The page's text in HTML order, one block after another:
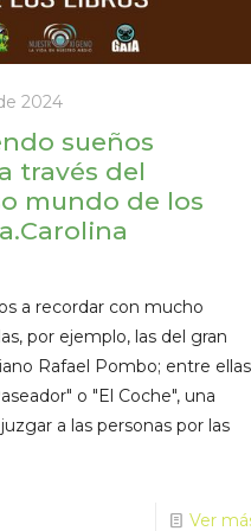
2024
sueños
través del
mundo de los
a recordar con mucho
por ejemplo, las del gran
Rafael Pombo; entre ellas
o "El Coche", una
a las personas por las
Ver